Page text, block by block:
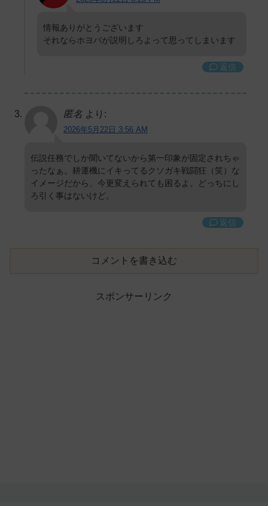
情報ありがとうございます
それならホヨバが説明しろよって思ってしまいます
返信
匿名 より:
2026年5月22日 3:56 AM
伝説任務でしか聞いてないから第一印象が固定されちゃ
ったなぁ。耕運機にイキってるクソガキ戦闘狂（笑）な
イメージだから、今更変えられても困るよ。どっちにし
ろ引く事はないけど。
返信
コメントを書き込む
スポンサーリンク